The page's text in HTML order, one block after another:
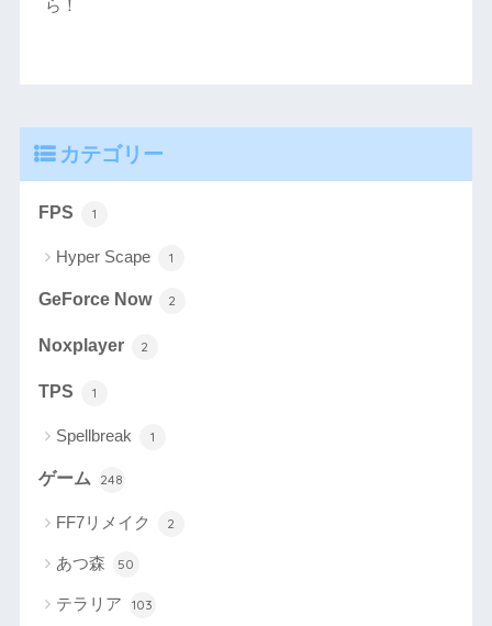
ら！
カテゴリー
FPS 1
Hyper Scape 1
GeForce Now 2
Noxplayer 2
TPS 1
Spellbreak 1
ゲーム 248
FF7リメイク 2
あつ森 50
テラリア 103